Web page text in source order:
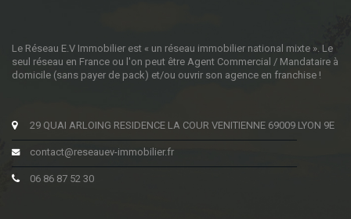
Le Réseau E.V Immobilier est « un réseau immobilier national mixte ». Le
seul réseau en France ou l'on peut être Agent Commercial / Mandataire à
domicile (sans payer de pack) et/ou ouvrir son agence en franchise !
29 QUAI ARLOING RESIDENCE LA COUR VENITIENNE 69009 LYON 9E
contact@reseauev-immobilier.fr
06 86 87 52 30